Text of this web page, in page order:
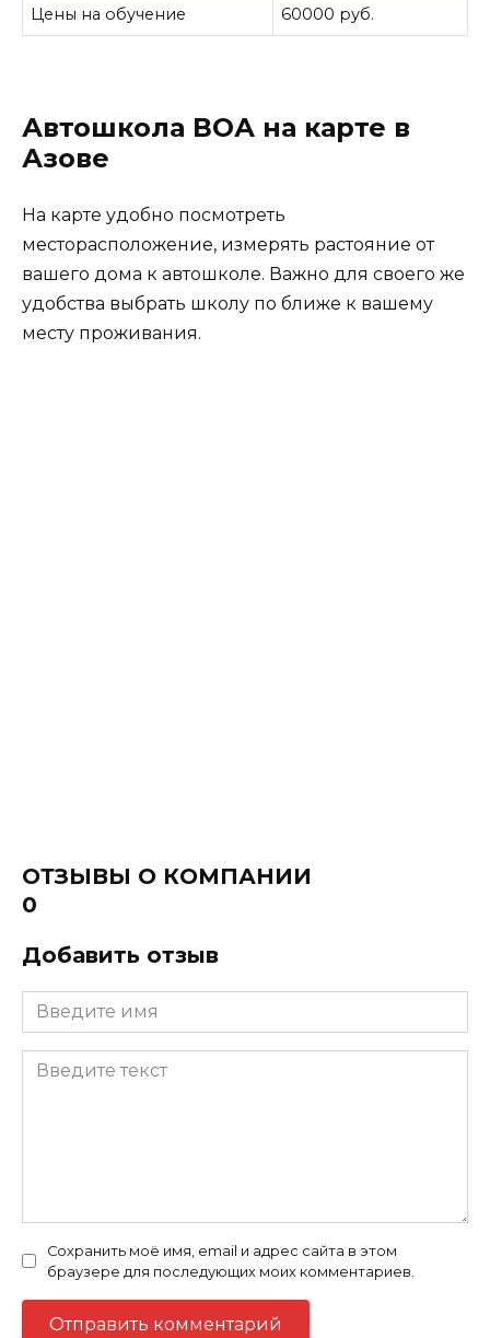
Цены на обучение 60000 руб.
Автошкола ВОА на карте в
Азове
На карте удобно посмотреть
месторасположение, измерять растояние от
вашего дома к автошколе. Важно для своего же
удобства выбрать школу по ближе к вашему
месту проживания.
ОТЗЫВЫ О КОМПАНИИ
0
Добавить отзыв
Сохранить моё имя, email и адрес сайта в этом
браузере для последующих моих комментариев.